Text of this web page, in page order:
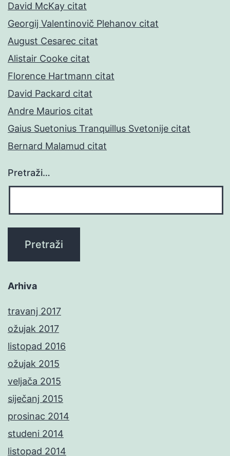
David McKay citat
Georgij Valentinovič Plehanov citat
August Cesarec citat
Alistair Cooke citat
Florence Hartmann citat
David Packard citat
Andre Maurios citat
Gaius Suetonius Tranquillus Svetonije citat
Bernard Malamud citat
Pretraži…
Arhiva
travanj 2017
ožujak 2017
listopad 2016
ožujak 2015
veljača 2015
siječanj 2015
prosinac 2014
studeni 2014
listopad 2014